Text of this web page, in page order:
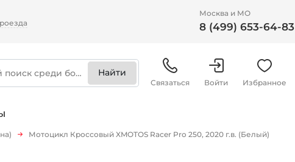
Москва и МО
8 (499) 653-64-83
Связаться Войти Избранное
Мотоцикл Кроссовый XMOTOS Racer Pro 250, 2020 г.в. (Белый)